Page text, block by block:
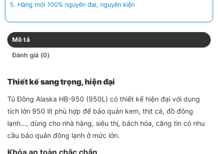
Hàng mới 100% nguyên đai, nguyên kiện
Mô tả
Đánh giá (0)
Thiết kế sang trọng, hiện đại
Tủ Đông Alaska HB-950 (950L) có thiết kế hiện đại với dung
tích lớn 950 lít phù hợp để bảo quản kem, thịt cá, đồ đông
lạnh…, dùng cho nhà hàng, siêu thị, bách hóa, căng tin có nhu
cầu bảo quản đông lạnh ở mức lớn.
Khóa an toàn chắc chắn